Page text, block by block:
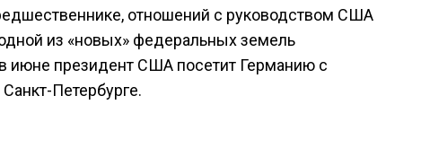
отношений с руководством США
из «новых» федеральных земель
июне президент США посетит Германию с
Петербурге.